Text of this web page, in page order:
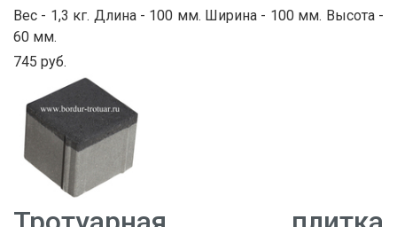
Вес - 1,3 кг. Длина - 100 мм. Ширина - 100 мм. Высота -
60 мм.
745 руб.